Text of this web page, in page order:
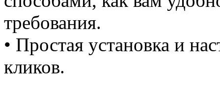
требования.
• Простая установка и
кликов.